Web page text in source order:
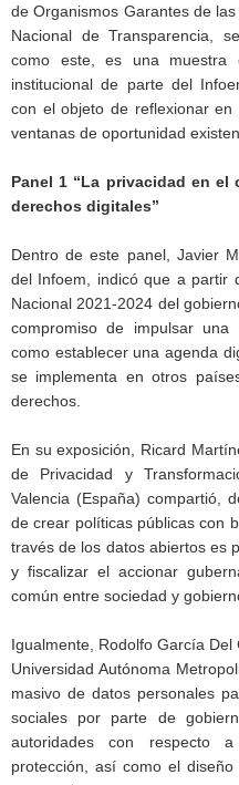
de Organismos Garantes de
Nacional de Transparencia,
como este, es una muestra
institucional de parte del
con el objeto de reflexionar
ventanas de oportunidad
Panel 1 “La privacidad en
derechos digitales”
Dentro de este panel, Javier
del Infoem, indicó que a partir
Nacional 2021-2024 del
compromiso de impulsar
como establecer una agenda
se implementa en otros
derechos.
En su exposición, Ricard
de Privacidad y
Valencia (España) compartió,
de crear políticas públicas con
través de los datos abiertos es
y fiscalizar el accionar
común entre sociedad y
Igualmente, Rodolfo García
Universidad Autónoma
masivo de datos personales
sociales por parte de
autoridades con respecto
protección, así como el